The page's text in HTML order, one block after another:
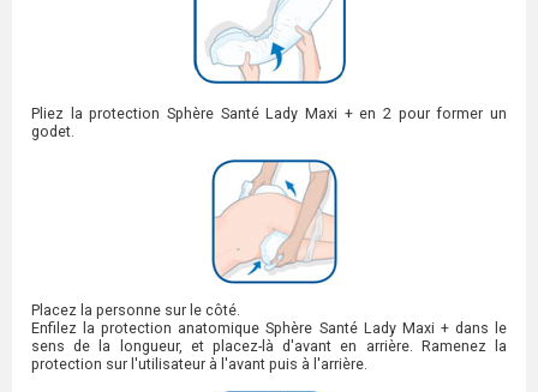
Pliez la protection Sphère Santé Lady Maxi + en 2 pour former un
godet.
Placez la personne sur le côté.
Enfilez la protection anatomique Sphère Santé Lady Maxi + dans le
sens de la longueur, et placez-là d'avant en arrière. Ramenez la
protection sur l'utilisateur à l'avant puis à l'arrière.